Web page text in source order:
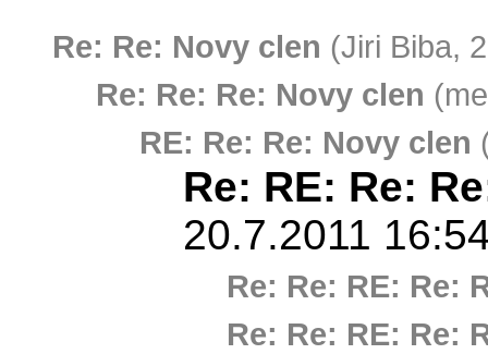
Re: Re: Novy clen (Jiri Biba,
Re: Re: Re: Novy clen
RE: Re: Re: Novy clen
Re: RE: Re:
20.7.2011
Re: Re: RE: Re:
Re: Re: RE: Re: